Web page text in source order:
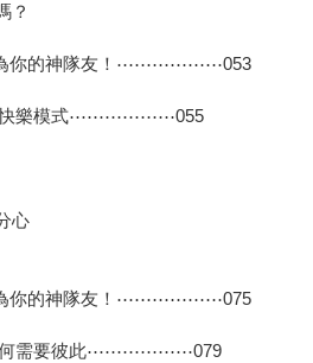
？
為你的神隊友！⋯⋯⋯⋯⋯⋯053
快樂模式⋯⋯⋯⋯⋯⋯055
心
為你的神隊友！⋯⋯⋯⋯⋯⋯075
何需要彼此⋯⋯⋯⋯⋯⋯079